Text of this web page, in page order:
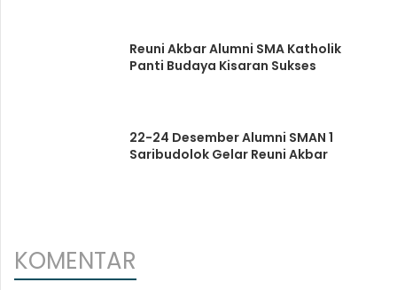
Reuni Akbar Alumni SMA Katholik
Panti Budaya Kisaran Sukses
22-24 Desember Alumni SMAN 1
Saribudolok Gelar Reuni Akbar
KOMENTAR